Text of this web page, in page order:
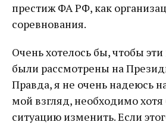
престиж ФА РФ, как
соревнования.
Очень хотелось бы, чтобы
были рассмотрены на
Правда, я не очень надеюсь
мой взгляд, необходимо
ситуацию изменить. Если